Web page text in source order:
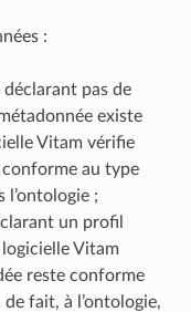
:
pas de
existe
Vitam vérifie
conforme au type
l’ontologie ;
un profil
Vitam
reste conforme
fait, à l’ontologie,